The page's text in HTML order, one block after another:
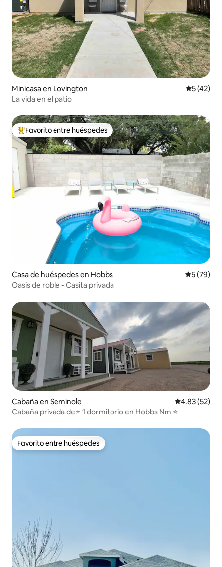
Minicasa en Lovington
5 (42)
La vida en el patio
Favorito entre huéspedes preferido
Favorito entre huéspedes
Casa de huéspedes en Hobbs
5 (79)
Oasis de roble - Casita privada
Cabaña en Seminole Calificación
4.83 (52)
Cabaña privada de⭐ 1 dormitorio en Hobbs Nm ⭐
Favorito entre huéspedes
Favorito entre huéspedes